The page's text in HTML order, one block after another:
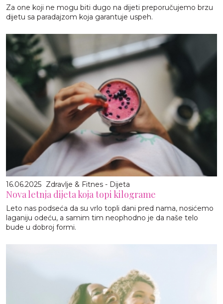
Za one koji ne mogu biti dugo na dijeti preporučujemo brzu
dijetu sa paradajzom koja garantuje uspeh.
16.06.2025 Zdravlje & Fitnes - Dijeta
Nova letnja dijeta koja topi kilograme
Leto nas podseća da su vrlo topli dani pred nama, nosićemo
laganiju odeću, a samim tim neophodno je da naše telo
bude u dobroj formi.